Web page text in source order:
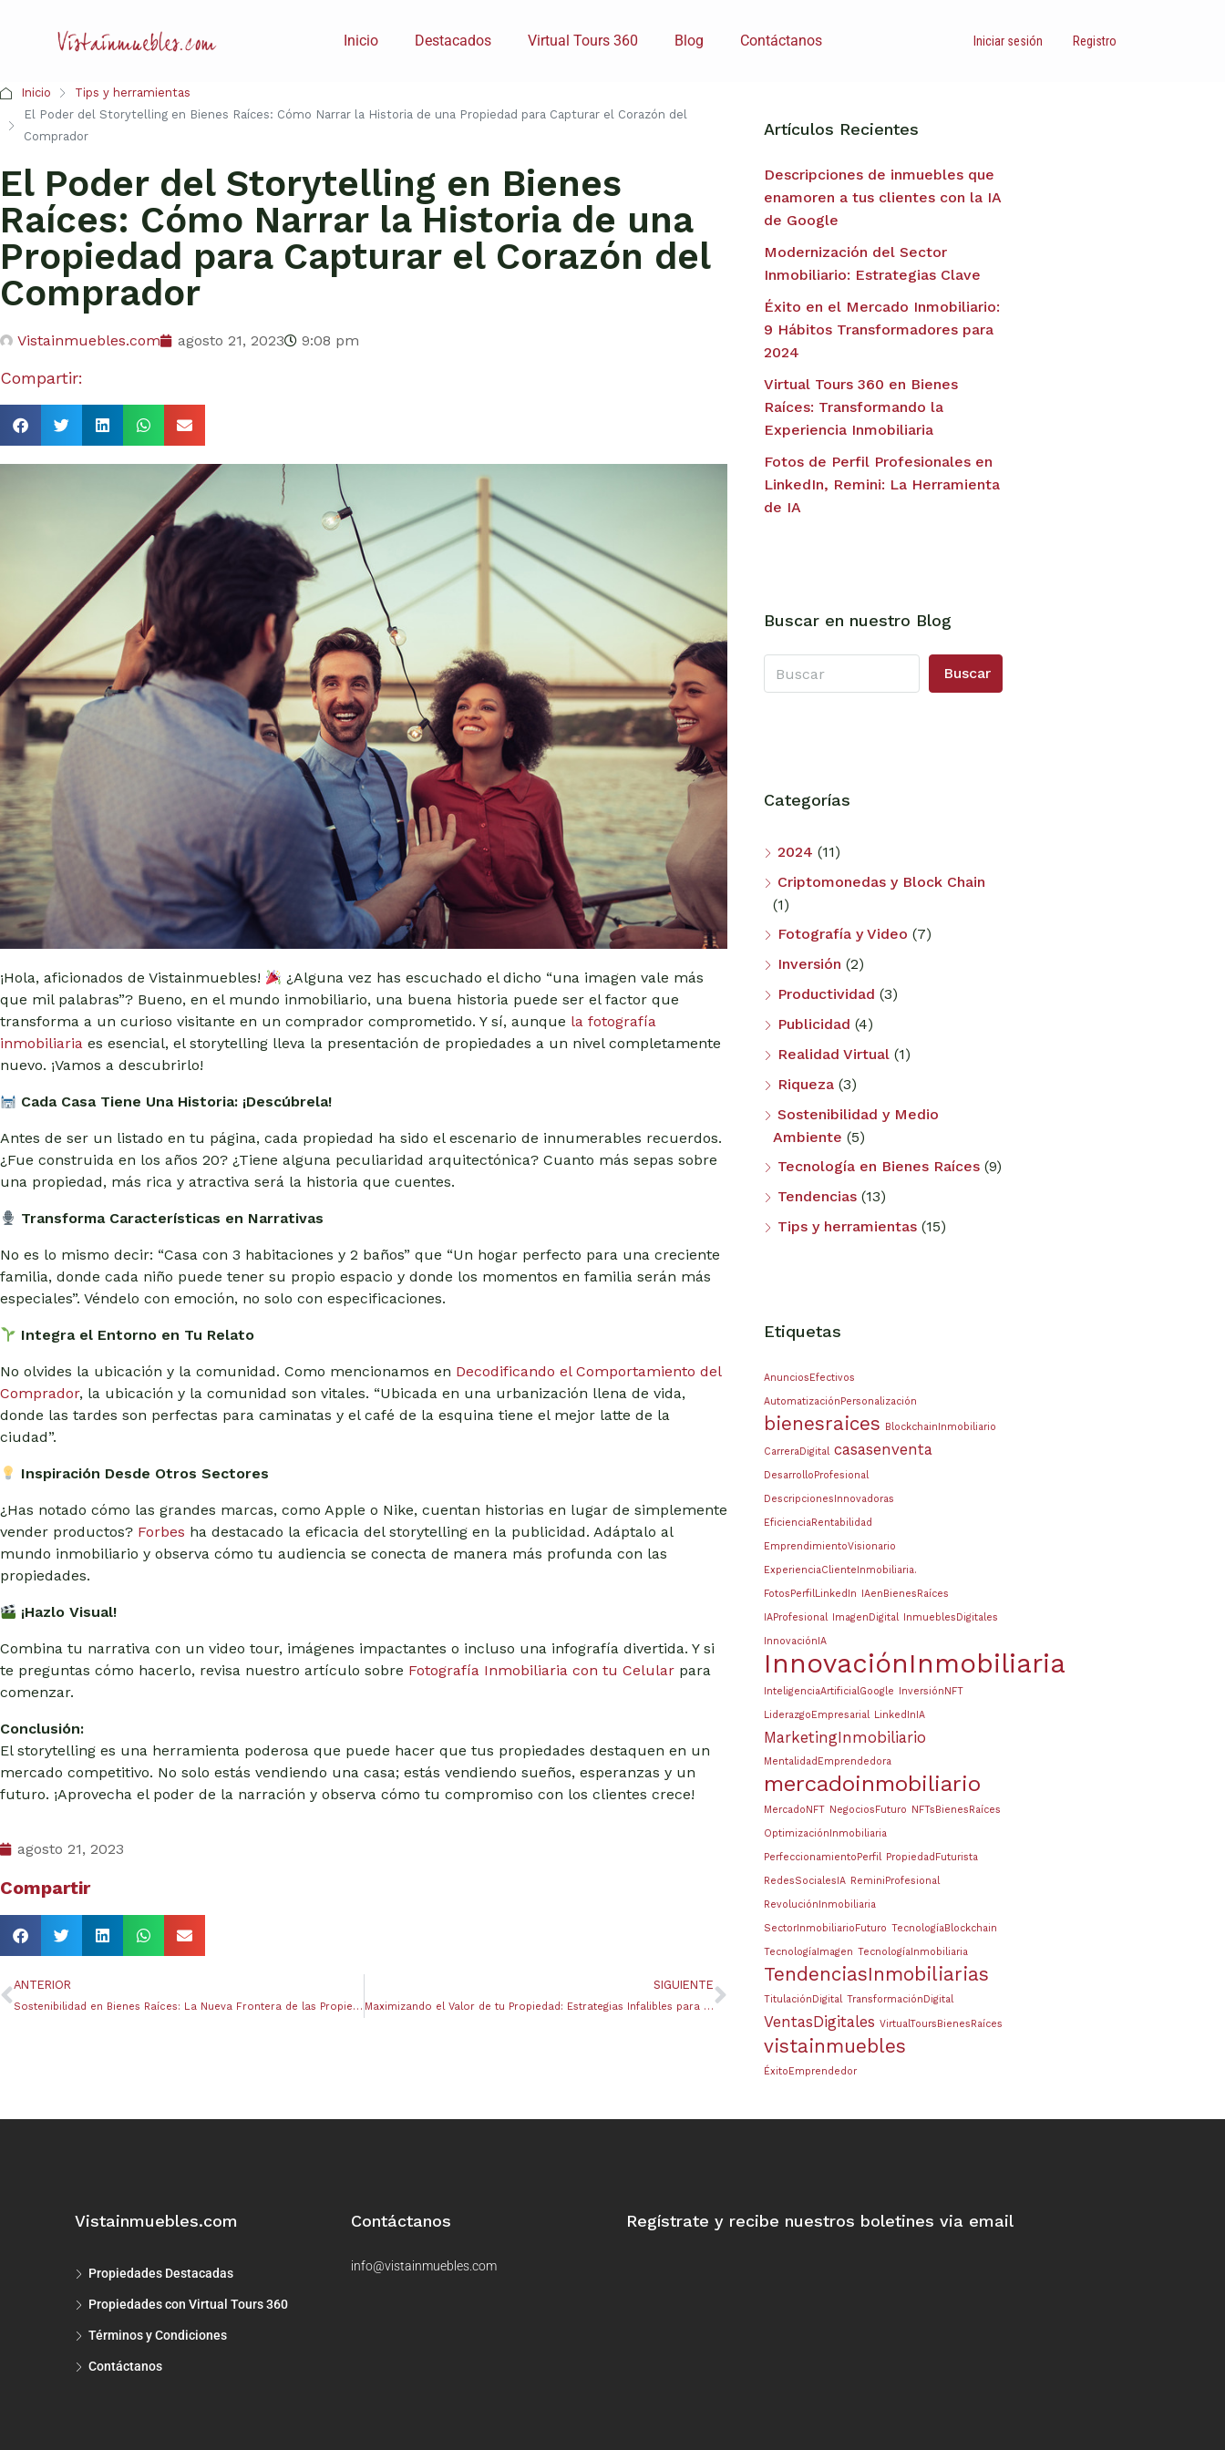
Inicio Destacados Virtual Tours 360 Blog Contáctanos Iniciar sesión Registro
Inicio
Tips y herramientas
El Poder del Storytelling en Bienes Raíces: Cómo Narrar la Historia de una Propiedad para Capturar el Corazón del
Comprador
El Poder del Storytelling en Bienes
Raíces: Cómo Narrar la Historia de una
Propiedad para Capturar el Corazón del
Comprador
Vistainmuebles.com agosto 21, 2023 9:08 pm
Compartir:
¡Hola, aficionados de Vistainmuebles!
¿Alguna vez has escuchado el dicho “una imagen vale más
que mil palabras”? Bueno, en el mundo inmobiliario, una buena historia puede ser el factor que
transforma a un curioso visitante en un comprador comprometido. Y sí, aunque la fotografía
inmobiliaria es esencial, el storytelling lleva la presentación de propiedades a un nivel completamente
nuevo. ¡Vamos a descubrirlo!
Cada Casa Tiene Una Historia: ¡Descúbrela!
Antes de ser un listado en tu página, cada propiedad ha sido el escenario de innumerables recuerdos.
¿Fue construida en los años 20? ¿Tiene alguna peculiaridad arquitectónica? Cuanto más sepas sobre
una propiedad, más rica y atractiva será la historia que cuentes.
Transforma Características en Narrativas
No es lo mismo decir: “Casa con 3 habitaciones y 2 baños” que “Un hogar perfecto para una creciente
familia, donde cada niño puede tener su propio espacio y donde los momentos en familia serán más
especiales”. Véndelo con emoción, no solo con especificaciones.
Integra el Entorno en Tu Relato
No olvides la ubicación y la comunidad. Como mencionamos en Decodificando el Comportamiento del
Comprador, la ubicación y la comunidad son vitales. “Ubicada en una urbanización llena de vida,
donde las tardes son perfectas para caminatas y el café de la esquina tiene el mejor latte de la
ciudad”.
Inspiración Desde Otros Sectores
¿Has notado cómo las grandes marcas, como Apple o Nike, cuentan historias en lugar de simplemente
vender productos? Forbes ha destacado la eficacia del storytelling en la publicidad. Adáptalo al
mundo inmobiliario y observa cómo tu audiencia se conecta de manera más profunda con las
propiedades.
¡Hazlo Visual!
Combina tu narrativa con un video tour, imágenes impactantes o incluso una infografía divertida. Y si
te preguntas cómo hacerlo, revisa nuestro artículo sobre Fotografía Inmobiliaria con tu Celular para
comenzar.
Conclusión:
El storytelling es una herramienta poderosa que puede hacer que tus propiedades destaquen en un
mercado competitivo. No solo estás vendiendo una casa; estás vendiendo sueños, esperanzas y un
futuro. ¡Aprovecha el poder de la narración y observa cómo tu compromiso con los clientes crece!
agosto 21, 2023
Compartir
ANTERIOR
Sostenibilidad en Bienes Raíces: La Nueva Frontera de las Propiedades Eco-Amigables
SIGUIENTE
Maximizando el Valor de tu Propiedad: Estrategias Infalibles para Aumentar su Atractivo en el Mercado
Artículos Recientes
Descripciones de inmuebles que
enamoren a tus clientes con la IA
de Google
Modernización del Sector
Inmobiliario: Estrategias Clave
Éxito en el Mercado Inmobiliario:
9 Hábitos Transformadores para
2024
Virtual Tours 360 en Bienes
Raíces: Transformando la
Experiencia Inmobiliaria
Fotos de Perfil Profesionales en
LinkedIn, Remini: La Herramienta
de IA
Buscar en nuestro Blog
Buscar
Categorías
2024 (11)
Criptomonedas y Block Chain
(1)
Fotografía y Video (7)
Inversión (2)
Productividad (3)
Publicidad (4)
Realidad Virtual (1)
Riqueza (3)
Sostenibilidad y Medio
Ambiente (5)
Tecnología en Bienes Raíces (9)
Tendencias (13)
Tips y herramientas (15)
Etiquetas
AnunciosEfectivos
AutomatizaciónPersonalización
bienesraices BlockchainInmobiliario
CarreraDigital casasenventa
DesarrolloProfesional
DescripcionesInnovadoras
EficienciaRentabilidad
EmprendimientoVisionario
ExperienciaClienteInmobiliaria.
FotosPerfilLinkedIn IAenBienesRaíces
IAProfesional ImagenDigital InmueblesDigitales
InnovaciónIA
InnovaciónInmobiliaria
InteligenciaArtificialGoogle InversiónNFT
LiderazgoEmpresarial LinkedInIA
MarketingInmobiliario
MentalidadEmprendedora
mercadoinmobiliario
MercadoNFT NegociosFuturo NFTsBienesRaíces
OptimizaciónInmobiliaria
PerfeccionamientoPerfil PropiedadFuturista
RedesSocialesIA ReminiProfesional
RevoluciónInmobiliaria
SectorInmobiliarioFuturo TecnologíaBlockchain
TecnologíaImagen TecnologíaInmobiliaria
TendenciasInmobiliarias
TitulaciónDigital TransformaciónDigital
VentasDigitales VirtualToursBienesRaíces
vistainmuebles
ÉxitoEmprendedor
Vistainmuebles.com
Propiedades Destacadas
Propiedades con Virtual Tours 360
Términos y Condiciones
Contáctanos
Contáctanos
info@vistainmuebles.com
Regístrate y recibe nuestros boletines via email